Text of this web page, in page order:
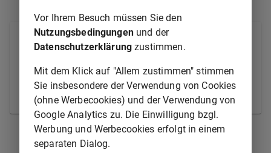
Die Verletzung von Rechtsnormen, die lediglich
zugunsten des Angeklagten gegeben sind, kann von
der Staatsanwaltschaft nicht zu dem Zweck geltend
gemacht werden, um eine Aufhebung des Urteils zum
Nachteil des Angeklagten herbeizuführen.
§ 338 § 340
Vor Ihrem Besuch müssen Sie den
Nutzungsbedingungenund der
Datenschutzerklärung zustimmen.
Mit dem Klick auf "Allem zustimmen" stimmen
Sie insbesondere der Verwendung von Cookies
(ohne Werbecookies) und der Verwendung von
Google Analytics zu. Die Einwilligung bzgl.
Werbung und Werbecookies erfolgt in einem
separaten Dialog.